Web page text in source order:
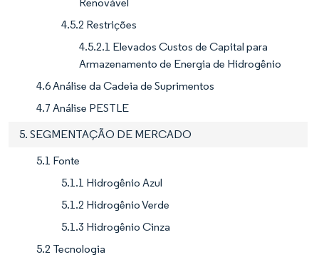
Renovável
4.5.2 Restrições
4.5.2.1 Elevados Custos de Capital para
Armazenamento de Energia de Hidrogênio
4.6 Análise da Cadeia de Suprimentos
4.7 Análise PESTLE
5. SEGMENTAÇÃO DE MERCADO
5.1 Fonte
5.1.1 Hidrogênio Azul
5.1.2 Hidrogênio Verde
5.1.3 Hidrogênio Cinza
5.2 Tecnologia